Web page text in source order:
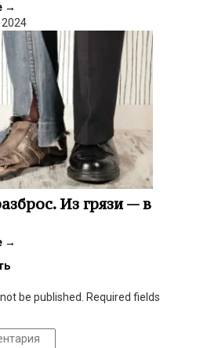
→
2024
Из грязи — в
→
be published. Required fields